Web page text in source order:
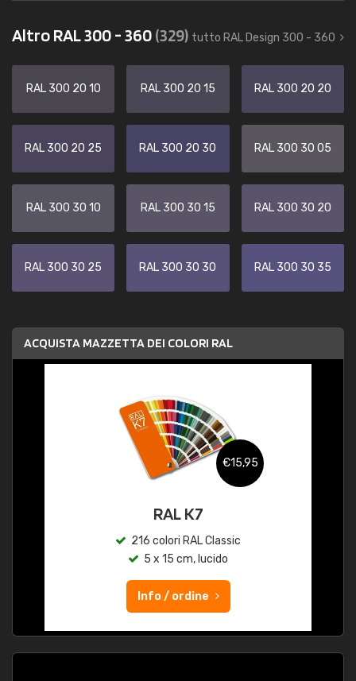
Altro RAL 300 - 360(329) tutto RAL Design 300 - 360
RAL 300 20 10 RAL 300 20 15 RAL 300 20 20
RAL 300 20 25 RAL 300 20 30 RAL 300 30 05
RAL 300 30 10 RAL 300 30 15 RAL 300 30 20
RAL 300 30 25 RAL 300 30 30 RAL 300 30 35
ACQUISTA MAZZETTA DEI COLORI RAL
€15,95
RAL K7
216 colori RAL Classic
5 x 15 cm, lucido
Info / ordine